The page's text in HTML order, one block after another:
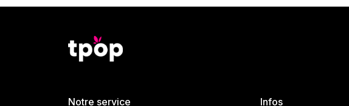
Notre service Infos